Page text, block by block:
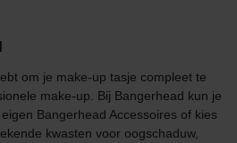
om je make-up tasje compleet te
make-up. Bij Bangerhead kun je
Bangerhead Accessoires of kies
kwasten voor oogschaduw,